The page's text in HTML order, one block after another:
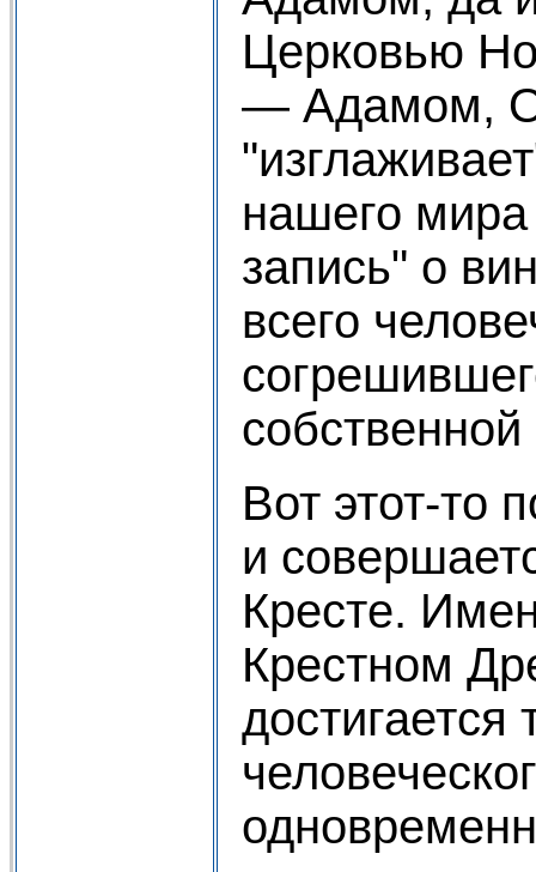
Церковью
— Адамом,
нашего
запись" о
всего
собственной
Вот этот-то
и
Кресте.
Крестном
достигается